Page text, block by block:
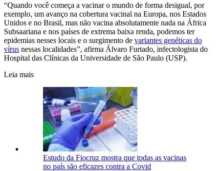
“Quando você começa a vacinar o mundo de forma desigual, por
exemplo, um avanço na cobertura vacinal na Europa, nos Estados
Unidos e no Brasil, mas não vacina absolutamente nada na África
Subsaariana e nos países de extrema baixa renda, podemos ter
epidemias nesses locais e o surgimento de variantes genéticas do
vírus nessas localidades”, afirma Álvaro Furtado, infectologista do
Hospital das Clínicas da Universidade de São Paulo (USP).
Leia mais
Estudo da Fiocruz mostra que todas as vacinas
no país são eficazes contra a Covid